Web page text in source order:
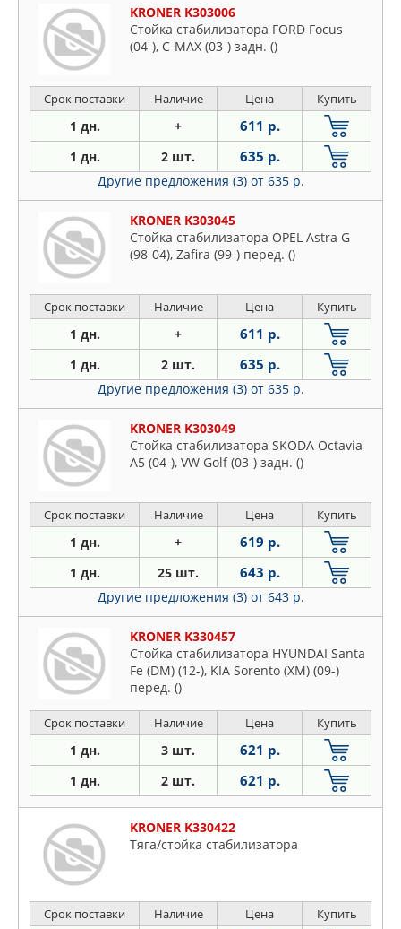
KRONER K303006
Стойка стабилизатора FORD Focus
(04-), C-MAX (03-) задн. ()
Срок поставки Наличие Цена Купить
1 дн. + 611 р.
1 дн. 2 шт. 635 р.
Другие предложения (3) от 635 р.
KRONER K303045
Стойка стабилизатора OPEL Astra G
(98-04), Zafira (99-) перед. ()
Срок поставки Наличие Цена Купить
1 дн. + 611 р.
1 дн. 2 шт. 635 р.
Другие предложения (3) от 635 р.
KRONER K303049
Стойка стабилизатора SKODA Octavia
A5 (04-), VW Golf (03-) задн. ()
Срок поставки Наличие Цена Купить
1 дн. + 619 р.
1 дн. 25 шт. 643 р.
Другие предложения (3) от 643 р.
KRONER K330457
Стойка стабилизатора HYUNDAI Santa
Fe (DM) (12-), KIA Sorento (XM) (09-)
перед. ()
Срок поставки Наличие Цена Купить
1 дн. 3 шт. 621 р.
1 дн. 2 шт. 621 р.
KRONER K330422
Тяга/стойка стабилизатора
Срок поставки Наличие Цена Купить